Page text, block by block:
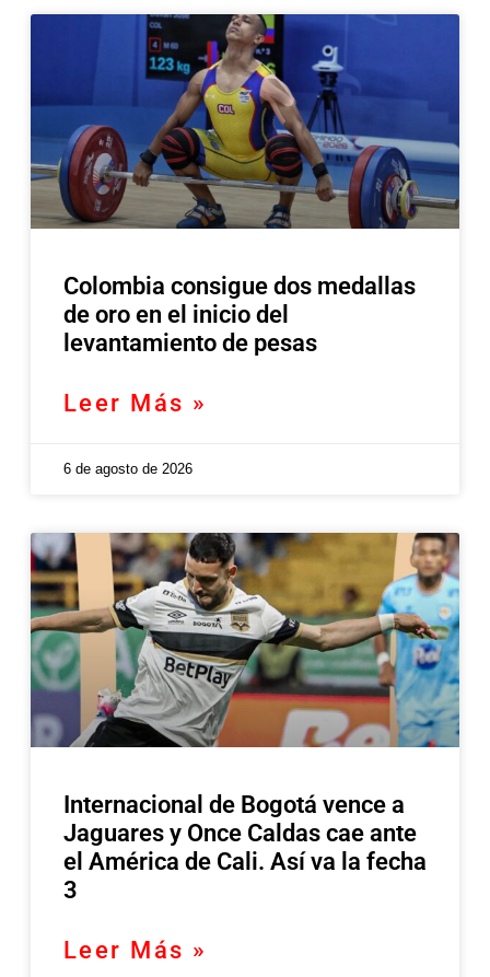
Colombia consigue dos medallas
de oro en el inicio del
levantamiento de pesas
Leer Más »
6 de agosto de 2026
Internacional de Bogotá vence a
Jaguares y Once Caldas cae ante
el América de Cali. Así va la fecha
3
Leer Más »